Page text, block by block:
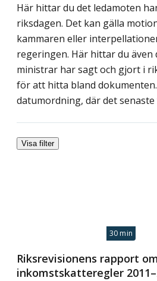
Här hittar du det ledamoten
riksdagen. Det kan gälla
kammaren eller
regeringen. Här hittar du även
ministrar har sagt och gjort i
för att hitta bland
datumordning, där det
Visa filter
30 min
Riksrevisionens rapport
inkomstskatteregler